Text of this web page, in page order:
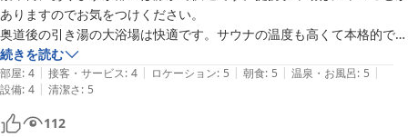
ありますのでお気をつけください。
奥道後の引き湯の大浴場は快適です。サウナの温度も高くて本格的でし
た。眺望抜群のレストランの朝食もメニュー豊富で良かったです
続きを読む
部屋: 4 | 接客・サービス: 4 | ロケーション: 5 | 朝食: 5 | 温泉・お風呂: 5 |
設備: 4 | 清潔さ: 5
112